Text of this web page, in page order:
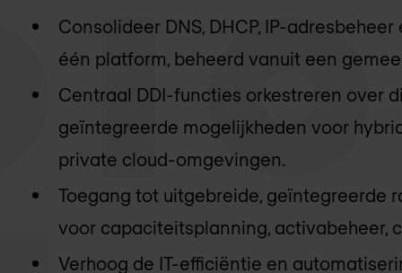
Consolideer DNS, DHCP, IP-
één platform, beheerd vanuit een
Centraal DDI-functies orkestreren over
geïntegreerde mogelijkheden voor
private cloud-omgevingen.
Toegang tot uitgebreide, geïntegreerde
voor capaciteitsplanning, activabeheer,
Verhoog de IT-efficiëntie en